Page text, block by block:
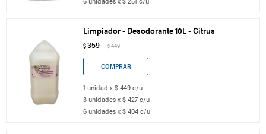
Limpiador - Desodorante 10L - Citrus
$359 $449
1 unidad x $ 449 c/u
3 unidades x $ 427 c/u
6 unidades x $ 404 c/u